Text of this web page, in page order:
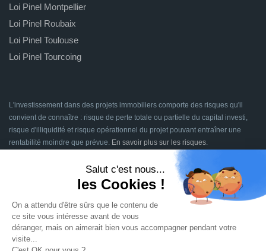
Loi Pinel Montpellier
Loi Pinel Roubaix
Loi Pinel Toulouse
Loi Pinel Tourcoing
L'investissement dans des projets immobiliers comporte des risques qu'il
convient de connaître : risque de perte totale ou partielle du capital investi,
risque d'illiquidité et risque opérationnel du projet pouvant entraîner une
rentabilité moindre que prévue. En savoir plus sur les risques.
Signatures en ligne assurées par